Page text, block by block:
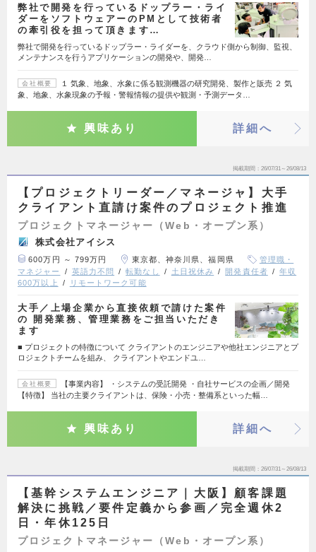
弊社で開発を行っているドップラー・ライ
ダーをソフトウェアーのPMとして技術者
の牽引役を担って頂きます…
弊社で開発を行っているドップラー・ライダーを、クラウド側から制御、監視、
メンテナンスを行うアプリケーションの開発や、開発…
会社概要
１ 気象、地象、水象に係る観測機器の研究開発、製作と販売 ２ 気
象、地象、水象現象の予報・警報情報の提供や観測・予測データ…
興味あり 詳細へ
掲載期間 26/07/31～26/08/13
【プロジェクトリーダー／マネージャ】大手
クライアント直請け案件のプロジェクト推進
プロジェクトマネージャー（Web・オープン系）
株式会社アイシス
600万円 ～ 799万円 東京都、神奈川県、福岡県
管理職・
マネジャー
英語力不問 転勤なし 土日祝休み 開発責任者
年収
600万以上
リモートワーク可能
大手／上場企業から直接依頼で請けた案件
の 開発業務、管理業務をご担当いただき
ます
■ プロジェクトの特徴について クライアントのエンジニアや他社エンジニアとプ
ロジェクトチームを組み、 クライアントやエンドユ…
会社概要
【事業内容】 ・システムの受託開発 ・自社サービスの企画／開発
【特徴】 当社の主要クライアントは、保険・小売・整備系といった幅…
興味あり 詳細へ
掲載期間 26/07/31～26/08/13
【基幹システムエンジニア｜大阪】顧客課題
解決に挑戦／要件定義から参画／完全週休2
日・年休125日
プロジェクトマネージャー（Web・オープン系）